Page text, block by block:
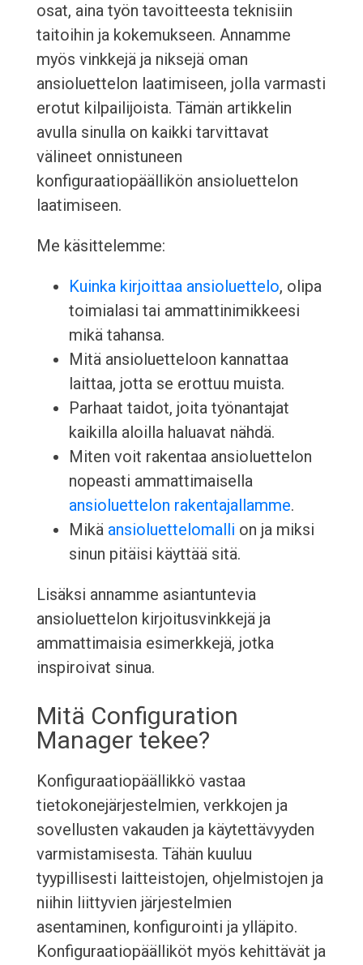
osat, aina työn tavoitteesta teknisiin
taitoihin ja kokemukseen. Annamme
myös vinkkejä ja niksejä oman
ansioluettelon laatimiseen, jolla varmasti
erotut kilpailijoista. Tämän artikkelin
avulla sinulla on kaikki tarvittavat
välineet onnistuneen
konfiguraatiopäällikön ansioluettelon
laatimiseen.
Me käsittelemme:
Kuinka kirjoittaa ansioluettelo, olipa
toimialasi tai ammattinimikkeesi
mikä tahansa.
Mitä ansioluetteloon kannattaa
laittaa, jotta se erottuu muista.
Parhaat taidot, joita työnantajat
kaikilla aloilla haluavat nähdä.
Miten voit rakentaa ansioluettelon
nopeasti ammattimaisella
ansioluettelon rakentajallamme.
Mikä ansioluettelomalli on ja miksi
sinun pitäisi käyttää sitä.
Lisäksi annamme asiantuntevia
ansioluettelon kirjoitusvinkkejä ja
ammattimaisia esimerkkejä, jotka
inspiroivat sinua.
Mitä Configuration
Manager tekee?
Konfiguraatiopäällikkö vastaa
tietokonejärjestelmien, verkkojen ja
sovellusten vakauden ja käytettävyyden
varmistamisesta. Tähän kuuluu
tyypillisesti laitteistojen, ohjelmistojen ja
niihin liittyvien järjestelmien
asentaminen, konfigurointi ja ylläpito.
Konfiguraatiopäälliköt myös kehittävät ja